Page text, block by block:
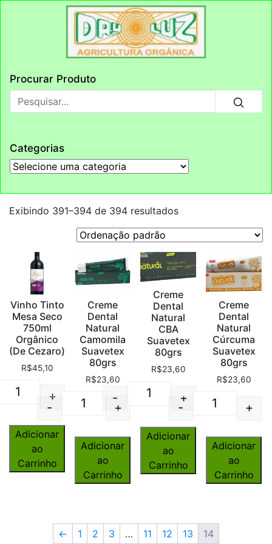
Procurar Produto
Categorias
Exibindo 391–394 de 394 resultados
Vinho Tinto
Mesa Seco
750ml
Orgânico
(De Cezaro)
R$45,10
Quantity+
Adicionar
ao
Carrinho
Creme
Dental
Natural
Camomila
Suavetex
80grs
R$23,60
Quantity
- +
Adicionar
ao
Carrinho
Creme
Dental
Natural
CBA
Suavetex
80grs
R$23,60
Quantity
- +
Adicionar
ao
Carrinho
Creme
Dental
Natural
Cúrcuma
Suavetex
80grs
R$23,60
Quantity
- +
Adicionar
ao
Carrinho
← 1 2 3 … 11 12 13 14